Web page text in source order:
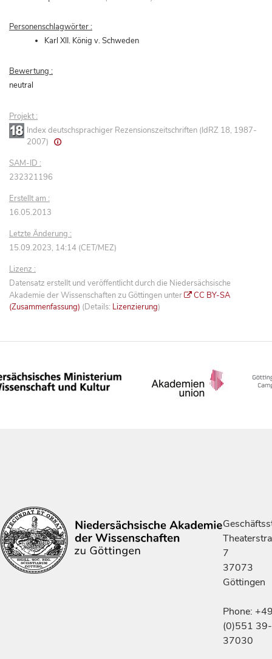
Personenschlagwörter :
Karl XII. König v. Schweden
Bewertung :
neutral
Projekt :
Index deutschsprachiger Rezensionszeitschriften (IdRZ 18, 1987-
2007)
SAM-ID :
232321196
Erstellt am :
16.05.2013
Letzte Änderung :
15.09.2023, 14:14 (CET/MEZ)
Lizenz :
Datensatz erstellt und veröffentlicht durch die Niedersächsische
Akademie der Wissenschaften zu Göttingen unter
CC BY-SA
(Zusammenfassung) (Details: Lizenzierung)
7
37073
Göttingen
Phone:
(0)551 39-
37030